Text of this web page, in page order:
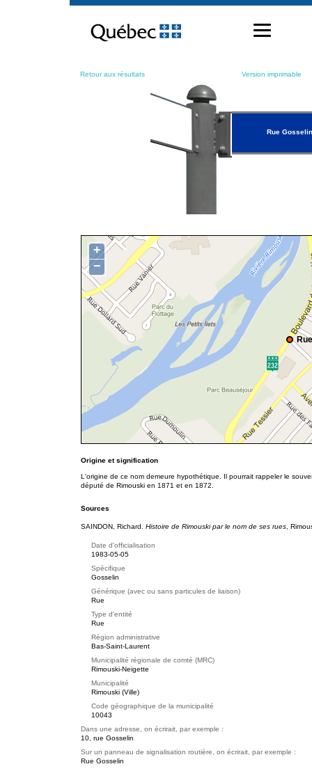
contenu
Retour aux résultats Version imprimable
Rue Gosselin
+
−
Origine et signification
L'origine de ce nom demeure hypothétique. Il pourrait rappeler le
député de Rimouski en 1871 et en 1872.
Sources
SAINDON, Richard. Histoire de Rimouski par le nom de ses rues ,
Date d'officialisation
1983-05-05
Spécifique
Gosselin
Générique (avec ou sans particules de liaison)
Rue
Type d'entité
Rue
Région administrative
Bas-Saint-Laurent
Municipalité régionale de comté (MRC)
Rimouski-Neigette
Municipalité
Rimouski (Ville)
Code géographique de la municipalité
10043
Dans une adresse, on écrirait, par exemple :
10, rue Gosselin
Sur un panneau de signalisation routière, on écrirait, par exemple :
Rue Gosselin